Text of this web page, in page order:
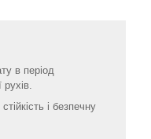
в період
рухів.
і безпечну